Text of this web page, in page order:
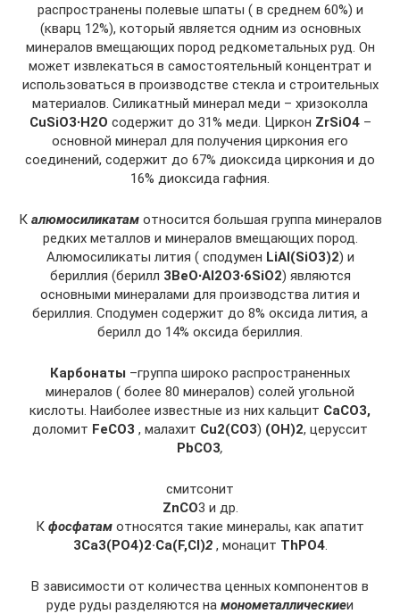
распространены полевые шпаты ( в среднем 60%) и
(кварц 12%), который является одним из основных
минералов вмещающих пород редкометальных руд. Он
может извлекаться в самостоятельный концентрат и
использоваться в производстве стекла и строительных
материалов. Силикатный минерал меди – хризоколла
CuSiO3∙H2O содержит до 31% меди. Циркон ZrSiO4–
основной минерал для получения циркония его
соединений, содержит до 67% диоксида циркония и до
16% диоксида гафния.
К алюмосиликатамотносится большая группа минералов
редких металлов и минералов вмещающих пород.
Алюмосиликаты лития ( сподумен LiAl(SiO3)2) и
бериллия (берилл 3BeO∙Al2O3∙6SiO2) являются
основными минералами для производства лития и
бериллия. Сподумен содержит до 8% оксида лития, а
берилл до 14% оксида бериллия.
Карбонаты –группа широко распространенных
минералов ( более 80 минералов) солей угольной
кислоты. Наиболее известные из них кальцит CaCO3,
доломит FeCO3 , малахит Cu2(CO3) (OH)2, церуссит
PbCO3,
смитсонит
ZnCO3 и др.
К фосфатам относятся такие минералы, как апатит
3Ca3(PO4)2·Ca(F,Cl)2, монацит ThPO4.
В зависимости от количества ценных компонентов в
руде руды разделяются на монометаллическиеи